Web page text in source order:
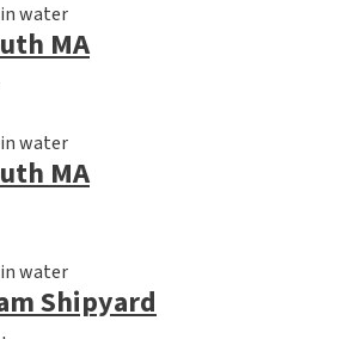
in water
MA
in water
MA
in water
Shipyard